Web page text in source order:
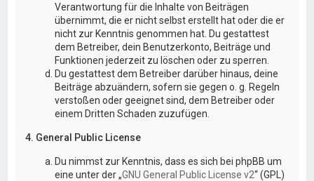
Verantwortung für die Inhalte von Beiträgen
übernimmt, die er nicht selbst erstellt hat oder die er
nicht zur Kenntnis genommen hat. Du gestattest
dem Betreiber, dein Benutzerkonto, Beiträge und
Funktionen jederzeit zu löschen oder zu sperren.
Du gestattest dem Betreiber darüber hinaus, deine
Beiträge abzuändern, sofern sie gegen o. g. Regeln
verstoßen oder geeignet sind, dem Betreiber oder
einem Dritten Schaden zuzufügen.
4. General Public License
Du nimmst zur Kenntnis, dass es sich bei phpBB um
eine unter der „GNU General Public License v2“ (GPL)